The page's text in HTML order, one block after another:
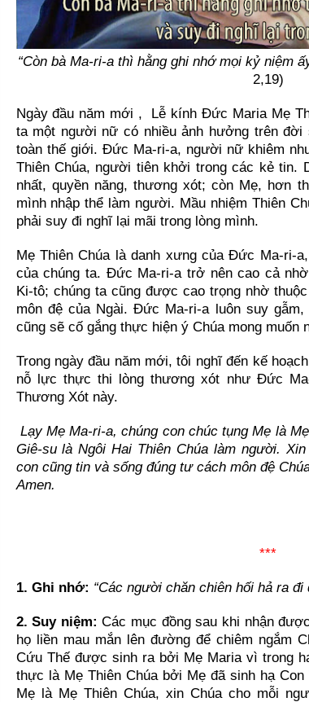
“Còn bà Ma-ri-a thì hằng ghi nhớ mọi kỷ niệm
2,19)
Ngày đầu năm mới , Lễ kính Đức Maria Mẹ
ta một người nữ có nhiều ảnh hưởng trên
toàn thế giới. Đức Ma-ri-a, người nữ khiêm
Thiên Chúa, người tiên khởi trong các kẻ tin.
nhất, quyền năng, thương xót; còn Mẹ, hơn
mình nhập thể làm người. Mầu nhiệm Thiên
phải suy đi nghĩ lại mãi trong lòng mình.
Mẹ Thiên Chúa là danh xưng của Đức Ma-ri-
của chúng ta. Đức Ma-ri-a trở nên cao cả
Ki-tô; chúng ta cũng được cao trọng nhờ
môn đệ của Ngài. Đức Ma-ri-a luôn suy
cũng sẽ cố gắng thực hiện ý Chúa mong muốn
Trong ngày đầu năm mới, tôi nghĩ đến kế
nỗ lực thực thi lòng thương xót như Đức
Thương Xót này.
Lạy Mẹ Ma-ri-a, chúng con chúc tụng Mẹ là
Giê-su là Ngôi Hai Thiên Chúa làm người.
con cũng tin và sống đúng tư cách môn đệ
Amen.
***
1. Ghi nhớ: “Các người chăn chiên hối hả ra đi
2. Suy niệm: Các mục đồng sau khi nhận
họ liền mau mắn lên đường để chiêm ngắm
Cứu Thế được sinh ra bởi Mẹ Maria vì trong
thực là Mẹ Thiên Chúa bởi Mẹ đã sinh hạ
Mẹ là Mẹ Thiên Chúa, xin Chúa cho mỗi